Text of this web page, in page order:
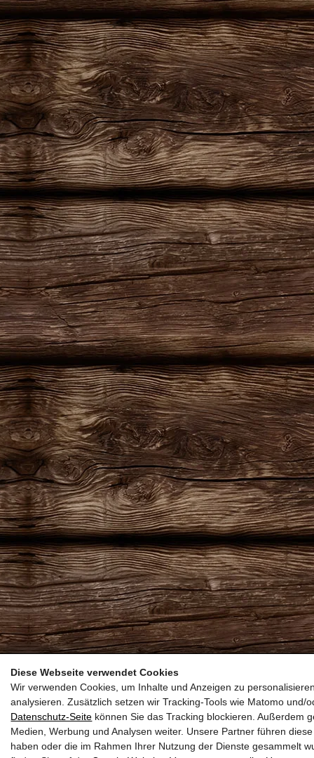
Diese Webseite verwendet Cookies
Wir verwenden Cookies, um Inhalte und Anzeigen zu
analysieren. Zusätzlich setzen wir Tracking-Tools wie Matomo
Datenschutz-Seite können Sie das Tracking blockieren. Außerdem
Medien, Werbung und Analysen weiter. Unsere Partner führen
haben oder die im Rahmen Ihrer Nutzung der Dienste gesammelt